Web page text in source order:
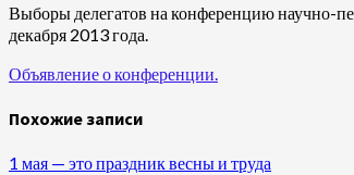
Выборы делегатов на конференцию научно-
декабря 2013 года.
Объявление о конференции.
Похожие записи
1 мая — это праздник весны и труда